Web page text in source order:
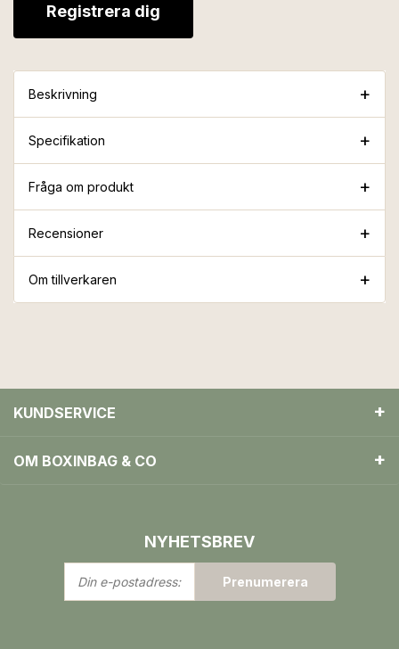
Registrera dig
Beskrivning
Specifikation
Fråga om produkt
Recensioner
Om tillverkaren
KUNDSERVICE
OM BOXINBAG & CO
NYHETSBREV
Din
e-
Prenumerera